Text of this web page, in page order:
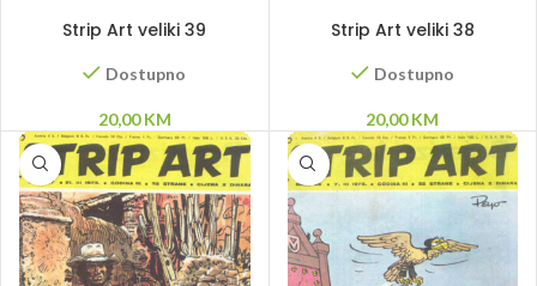
Strip Art veliki 39
Dostupno
20,00KM
Strip Art veliki 38
Dostupno
20,00KM